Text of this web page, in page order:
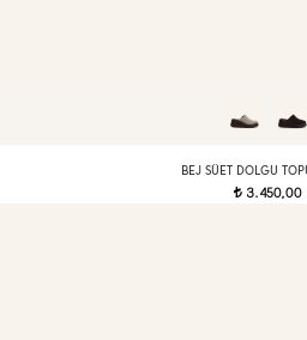
BEJ SÜET DOLGU
t3.450,00